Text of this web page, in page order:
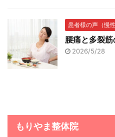
患者様の声（慢性
腰痛と多裂
2026/5/28
もりやま整体院